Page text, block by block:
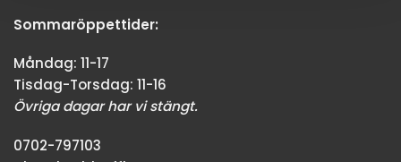
Sommaröppettider:
Måndag: 11-17
Tisdag-Torsdag: 11-16
Övriga dagar har vi stängt.
0702-797103